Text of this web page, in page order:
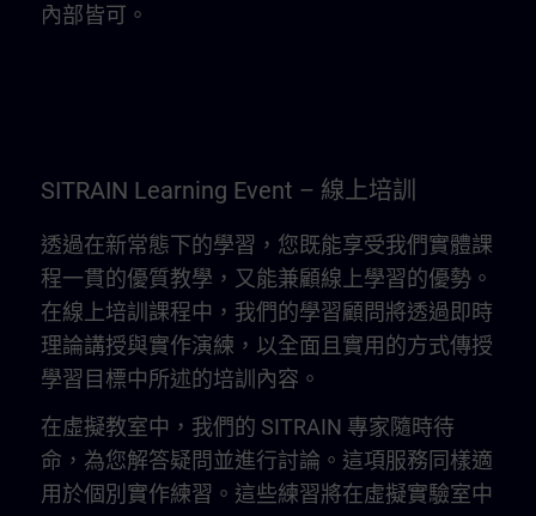
內部皆可。
SITRAIN Learning Event – 線上培訓
透過在新常態下的學習，您既能享受我們實體課
程一貫的優質教學，又能兼顧線上學習的優勢。
在線上培訓課程中，我們的學習顧問將透過即時
理論講授與實作演練，以全面且實用的方式傳授
學習目標中所述的培訓內容。
在虛擬教室中，我們的 SITRAIN 專家隨時待
命，為您解答疑問並進行討論。這項服務同樣適
用於個別實作練習。這些練習將在虛擬實驗室中